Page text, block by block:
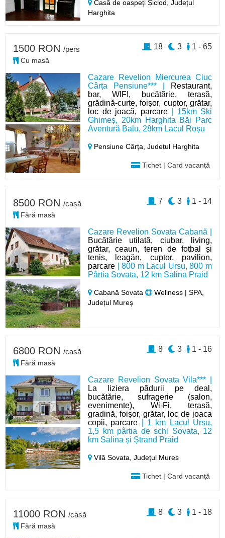
Casă de oaspeți Șiclod,Județul
Harghita
Cazare Revelion Miercurea Ciuc
Cârța Pensiune*** |
Restaurant,
bar, WIFI, bucătărie, terasă,
grădină-curte, foișor, cuptor, grătar,
loc de joacă, parcare| 15km Ski
Ghimeș, 20km Harghita Băi Parc
Aventură Balu, 28km Lacul Roșu
Pensiune Cârța,Județul Harghita
Tichet | Card vacanță
1500 RON /pers
Cu masă
1 - 65
3
18
Cazare Revelion Sovata Cabană |
Bucătărie utilată, ciubar, living,
grătar, ceaun, teren de fotbal și
tenis, leagăn, cuptor, pavilion,
parcare | 800 m Lacul Ursu, 800 m
Pârtia Sovata, 12 km Salina Praid
Cabană Sovata
Wellness | SPA,
Județul Mureș
8500 RON /casă
Fără masă
1 - 14
3
7
Cazare Revelion Sovata Vila*** |
La liziera pădurii pe deal,
bucătărie, sufragerie (salon,
evenimente), Wi-Fi, terasă,
gradină, foișor, grătar, loc de joaca
copii, parcare | 1 km Lacul Ursu,
1,5 km pârtia de schi Sovata, 12
km Salina și Ștrand Praid
Vilă Sovata,Județul Mureș
Tichet | Card vacanță
6800 RON /casă
Fără masă
1 - 16
3
8
11000 RON /casă
Fără masă
1 - 18
3
8